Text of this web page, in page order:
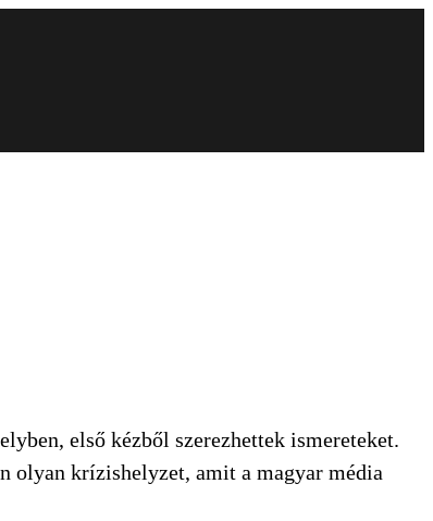
első kézből szerezhettek ismereteket.
olyan krízishelyzet, amit a magyar média